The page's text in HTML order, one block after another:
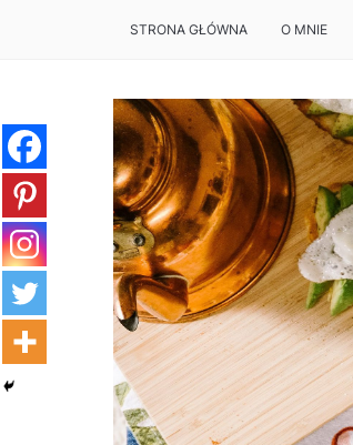
STRONA GŁÓWNA O MNIE